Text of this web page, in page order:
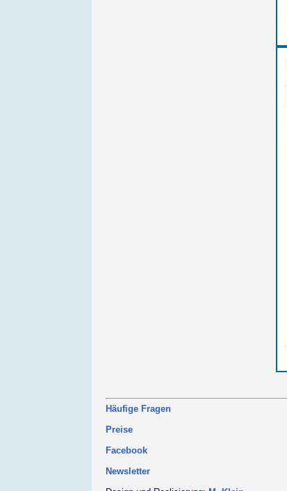
Häufige Fragen
Preise
Facebook
Newsletter